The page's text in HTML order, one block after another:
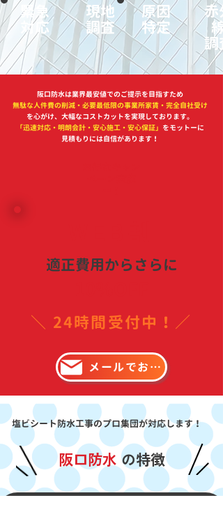
緊急​
​対応
​現地
調査
​原因
特定
​赤外
線
調査
阪口防水は業界最安値でのご提示を目指すため
無駄な人件費の削減・必要最低限の事業所家賃・完全自社受け
を心がけ、大幅なコストカットを実現しております。
​「迅速対応・明朗会計・安心施工・安心保証」 をモットーに
見積もりには自信があります！
適正費用からさらに
＼ 24時間受付中！／
メールでお問い合わせ
塩ビシート防水工事のプロ集団が対応します！
阪口防水 の特徴